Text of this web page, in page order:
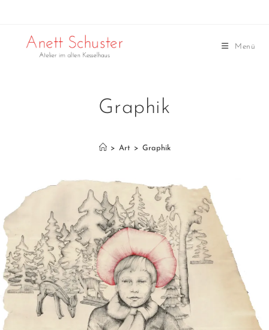
Menü
Graphik
> Art > Graphik